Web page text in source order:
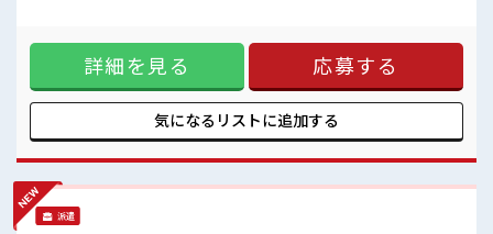
20代活躍中のフレッシュな職場です☆
しっかり休める休憩室あり！
オンオフの切替もできちゃう！
≪未経験OKの仕事≫ 新しいことにチャレンジするのは不安だ
けど、 しっかり働く環境が整っています！ イチからスキル
UP・ステップUP目指していきましょう！ ≪自分に合った期
間で働ける≫ 福利厚生が整った派遣のお仕事です！ ■職場の
雰囲気 髪型・髪色自由♪ 派手過ぎなければOKだから、 モチ
ベーションもUP！ 20代活躍中のフレッシュな職場です☆ し
詳細を見る 応募する
気になるリストに追加する
派遣